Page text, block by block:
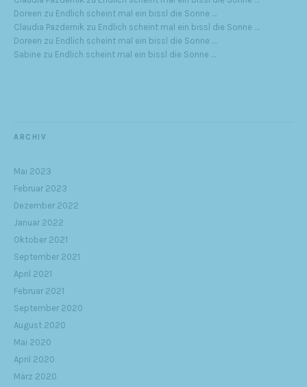
Doreen zu Endlich scheint mal ein bissl die Sonne …
Claudia Pazdernik zu Endlich scheint mal ein bissl die Sonne …
Doreen zu Endlich scheint mal ein bissl die Sonne …
Sabine zu Endlich scheint mal ein bissl die Sonne …
ARCHIV
Mai 2023
Februar 2023
Dezember 2022
Januar 2022
Oktober 2021
September 2021
April 2021
Februar 2021
September 2020
August 2020
Mai 2020
April 2020
März 2020